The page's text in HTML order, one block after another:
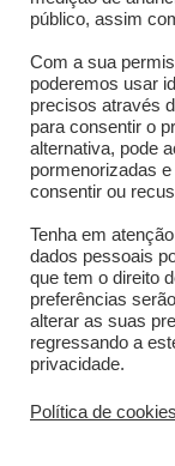
público, assim
Com a sua
poderemos usar
precisos através
para consentir o
alternativa, pode
pormenorizadas
consentir ou
Tenha em
dados pessoais
que tem o direito
preferências
alterar as suas
regressando a
privacidade.
Política de cookies